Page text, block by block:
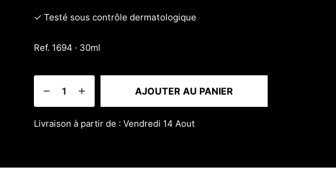
✓ Testé sous contrôle dermatologique
Ref. 1694 · 30ml
AJOUTER AU PANIER
Livraison à partir de : Vendredi 14 Aout